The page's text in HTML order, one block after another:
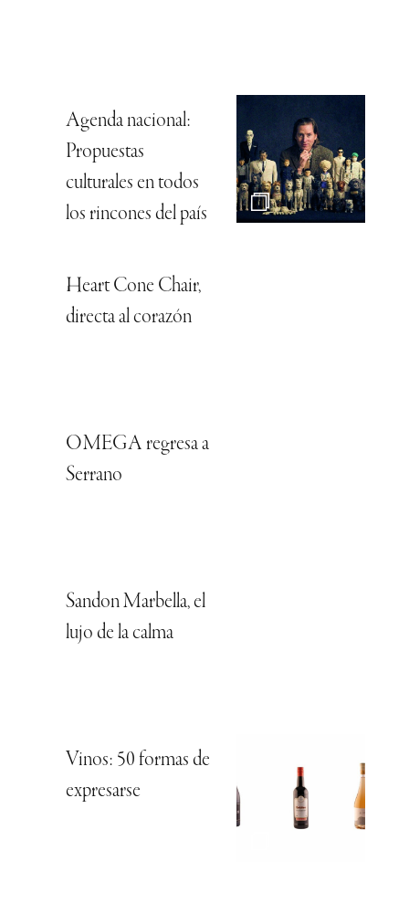
Agenda nacional:
Propuestas
culturales en todos
los rincones del país
Heart Cone Chair,
directa al corazón
OMEGA regresa a
Serrano
Sandon Marbella, el
lujo de la calma
Vinos: 50 formas de
expresarse